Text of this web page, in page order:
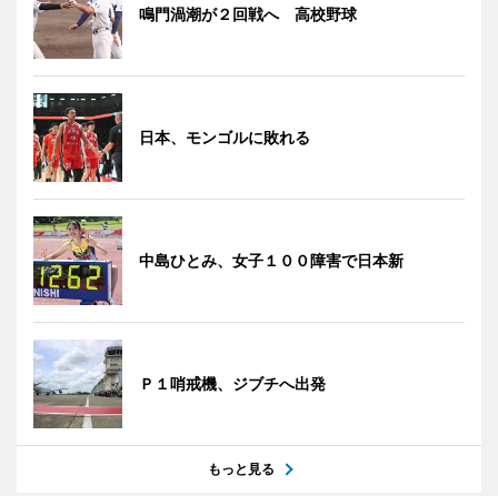
鳴門渦潮が２回戦へ 高校野球
日本、モンゴルに敗れる
中島ひとみ、女子１００障害で日本新
Ｐ１哨戒機、ジブチへ出発
もっと見る